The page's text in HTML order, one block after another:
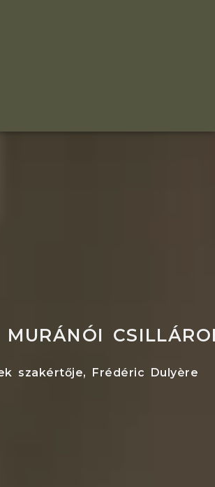
MURÁNÓI
szakértője, Frédéric Dulyère